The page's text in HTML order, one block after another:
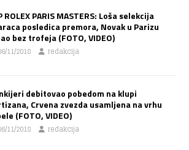
ROLEX PARIS MASTERS: Loša selekcija
posledica premora, Novak u Parizu
bez trofeja (FOTO, VIDEO)
11/2018 redakcija
debitovao pobedom na klupi
Crvena zvezda usamljena na vrhu
(FOTO, VIDEO)
11/2018 redakcija